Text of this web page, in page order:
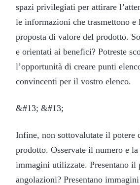
spazi privilegiati per attirare
le informazioni che trasmettono e
proposta di valore del prodotto.
e orientati ai benefici? Potreste
l’opportunità di creare punti
convincenti per il vostro elenco.
&#13; &#13;
Infine, non sottovalutate il potere
prodotto. Osservate il numero e
immagini utilizzate. Presentano il
angolazioni? Presentano